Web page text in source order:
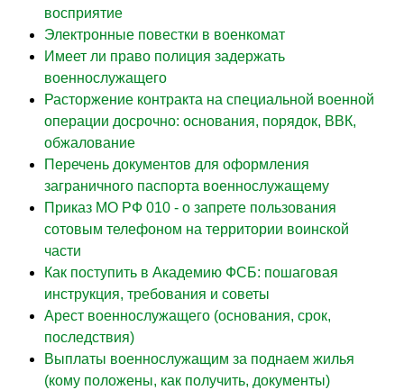
восприятие
Электронные повестки в военкомат
Имеет ли право полиция задержать
военнослужащего
Расторжение контракта на специальной военной
операции досрочно: основания, порядок, ВВК,
обжалование
Перечень документов для оформления
заграничного паспорта военнослужащему
Приказ МО РФ 010 - о запрете пользования
сотовым телефоном на территории воинской
части
Как поступить в Академию ФСБ: пошаговая
инструкция, требования и советы
Арест военнослужащего (основания, срок,
последствия)
Выплаты военнослужащим за поднаем жилья
(кому положены, как получить, документы)